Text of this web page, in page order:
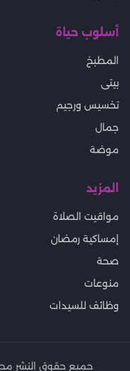
أسلوب حياة
المطبخ
بيتى
تخسيس ورجيم
جمال
موضة
المزيد
مواقيت الصلاة
إمساكية رمضان
صحة
منوعات
وظائف للسيدات
جميع حقوق النشر